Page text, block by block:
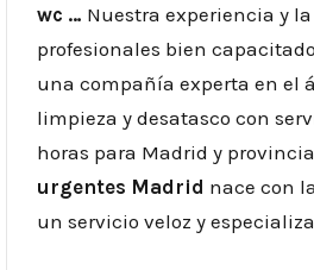
wc … Nuestra experiencia y
profesionales bien
una compañía experta en el
limpieza y desatasco con
horas para Madrid y
urgentes Madrid nace con
un servicio veloz y